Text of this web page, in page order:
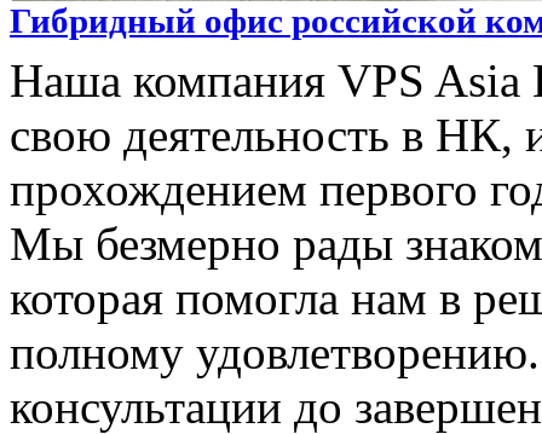
Гибридный офис российской
Наша компания VPS Asia
свою деятельность в НК,
прохождением первого
Мы безмерно рады
которая помогла нам в
полному
консультации до